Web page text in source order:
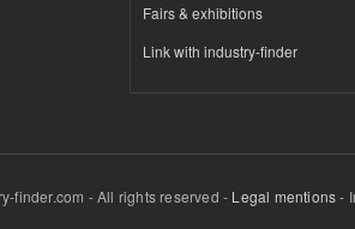
Fairs & exhibitions
Link with industry-finder
finder.com - All rights reserved - Legal mentions-